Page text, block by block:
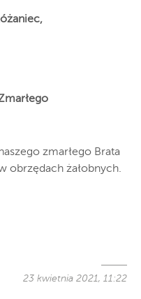
zmarłego Brata
obrzędach żałobnych.
23 kwietnia 2021, 11:22